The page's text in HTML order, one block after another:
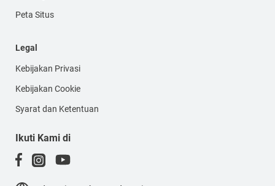
Peta Situs
Legal
Kebijakan Privasi
Kebijakan Cookie
Syarat dan Ketentuan
Ikuti Kami di